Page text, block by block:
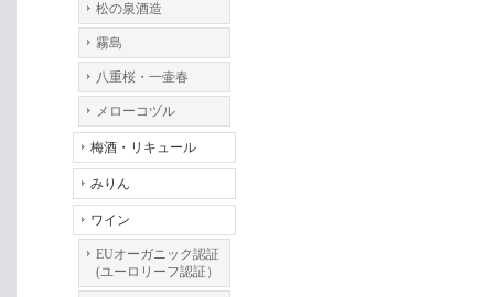
松の泉酒造
霧島
八重桜・一壷春
メローコヅル
梅酒・リキュール
みりん
ワイン
EUオーガニック認証
(ユーロリーフ認証）